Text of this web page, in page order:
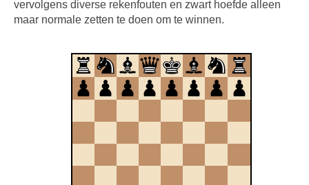
vervolgens diverse rekenfouten en zwart hoefde alleen
maar normale zetten te doen om te winnen.